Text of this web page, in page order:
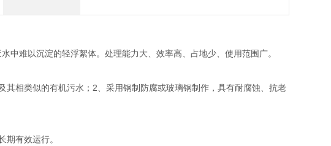
中难以沉淀的轻浮絮体。处理能力大、效率高、占地少、使用范围广。
相类似的有机污水；2、采用钢制防腐或玻璃钢制作，具有耐腐蚀、抗老
期有效运行。